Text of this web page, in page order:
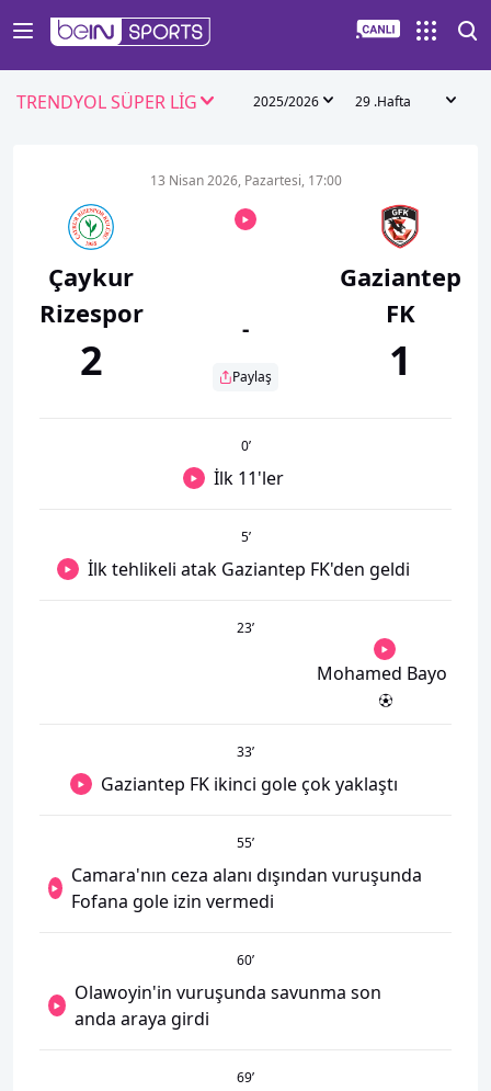
TRENDYOL SÜPER LİG 2025/2026 29 .Hafta
Çaykur
Rizespor
2
13 Nisan 2026, Pazartesi, 17:00
-
Paylaş
Gaziantep
FK
1
0’
İlk 11'ler
5’
İlk tehlikeli atak Gaziantep FK'den geldi
23’
Mohamed Bayo
33’
Gaziantep FK ikinci gole çok yaklaştı
55’
Camara'nın ceza alanı dışından vuruşunda
Fofana gole izin vermedi
60’
Olawoyin'in vuruşunda savunma son
anda araya girdi
69’